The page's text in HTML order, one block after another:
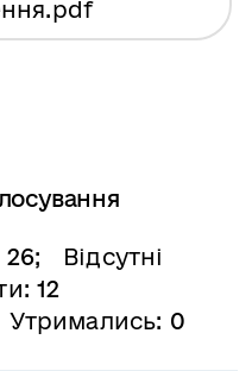
.pdf
26; Відсутні
12
Утримались: 0